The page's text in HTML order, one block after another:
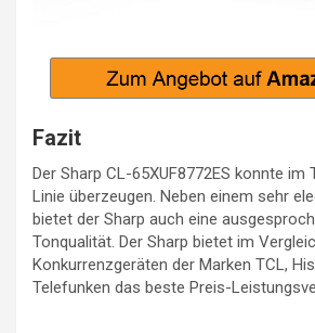
Fazit
Der Sharp CL-65XUF8772ES konnte im
Linie überzeugen. Neben einem sehr
bietet der Sharp auch eine
Tonqualität. Der Sharp bietet im
Konkurrenzgeräten der Marken TCL,
Telefunken das beste Preis-